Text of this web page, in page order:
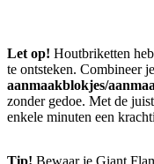
Let op! Houtbriketten
te ontsteken. Combineer
aanmaakblokjes/
zonder gedoe. Met de
enkele minuten een
Tip! Bewaar je Giant